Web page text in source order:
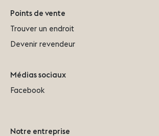
Points de vente
Trouver un endroit
Devenir revendeur
Médias sociaux
Facebook
Notre entreprise